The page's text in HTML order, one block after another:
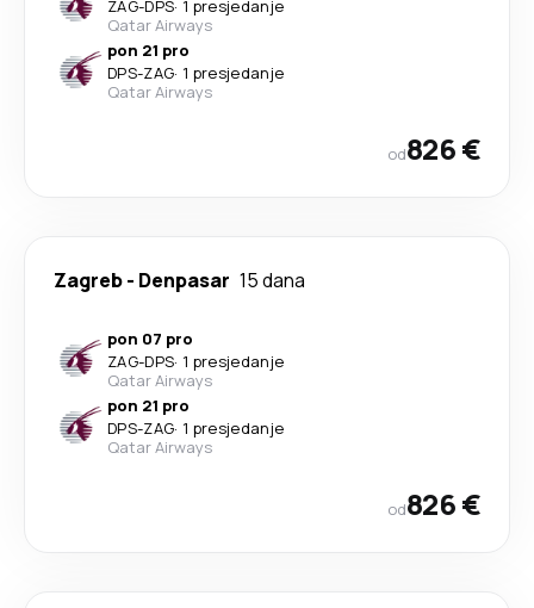
ZAG-DPS· 1 presjedanje
Qatar Airways
pon 21 pro
DPS-ZAG· 1 presjedanje
Qatar Airways
od826 €
Zagreb- Denpasar 15 dana
pon 07 pro
ZAG-DPS· 1 presjedanje
Qatar Airways
pon 21 pro
DPS-ZAG· 1 presjedanje
Qatar Airways
od826 €